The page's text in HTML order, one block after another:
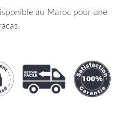
au Maroc pour une